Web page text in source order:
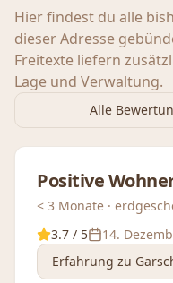
Hier findest du alle
dieser Adresse
Freitexte liefern
Lage und Verwaltung.
Alle
Positive
< 3 Monate ·
3.7 / 5
14.
Erfahrung zu